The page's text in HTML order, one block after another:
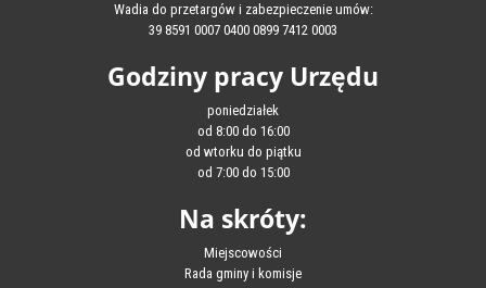
Wadia do przetargów i zabezpieczenie umów:
39 8591 0007 0400 0899 7412 0003
Godziny pracy Urzędu
poniedziałek
od 8:00 do 16:00
od wtorku do piątku
od 7:00 do 15:00
Na skróty:
Miejscowości
Rada gminy i komisje